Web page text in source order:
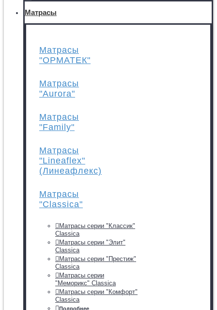
Матрасы
Матрасы
"ОРМАТЕК"
Матрасы
"Aurora"
Матрасы
"Family"
Матрасы
"Lineaflex"
(Линеафлекс)
Матрасы
"Classica"
Матрасы серии "Классик"
Classica
Матрасы серии "Элит"
Classica
Матрасы серии "Престиж"
Classica
Матрасы серии
"Меморикс" Classica
Матрасы серии "Комфорт"
Classica
Подробнее